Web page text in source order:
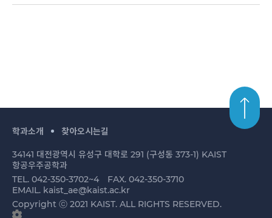
학과소개 찾아오시는길
34141 대전광역시 유성구 대학로 291 (구성동 373-1) KAIST
항공우주공학과
TEL. 042-350-3702~4
FAX. 042-350-3710
EMAIL. kaist_ae@kaist.ac.kr
Copyright ⓒ 2021 KAIST. ALL RIGHTS RESERVED.